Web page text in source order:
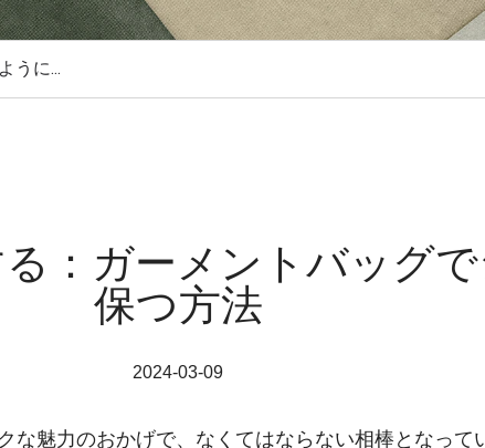
うに...
：ガーメントバッグ
保つ方法
2024-03-09
な魅力のおかげで、なくてはならない相棒となって